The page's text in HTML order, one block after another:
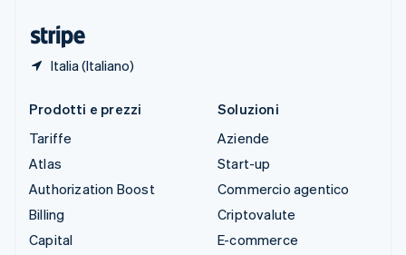
Italia (Italiano)
Prodotti e prezzi
Tariffe
Atlas
Authorization Boost
Billing
Capital
Soluzioni
Aziende
Start-up
Commercio agentico
Criptovalute
E-commerce